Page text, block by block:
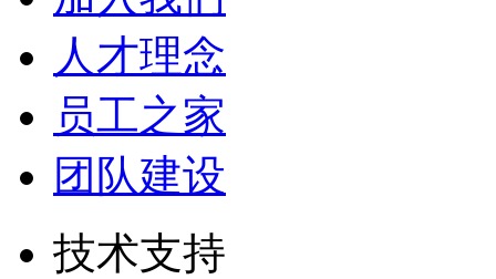
人才理念
员工之家
团队建设
技术支持